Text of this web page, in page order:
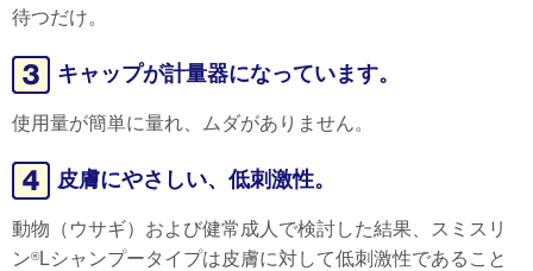
待つだけ。
キャップが計量器になっています。
使用量が簡単に量れ、ムダがありません。
皮膚にやさしい、低刺激性。
動物（ウサギ）および健常成人で検討した結果、スミスリ
ン®Lシャンプータイプは皮膚に対して低刺激性であること